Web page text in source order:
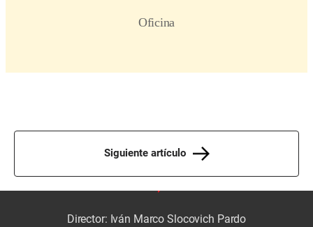
Siguiente artículo
Director: Iván Marco Slocovich Pardo